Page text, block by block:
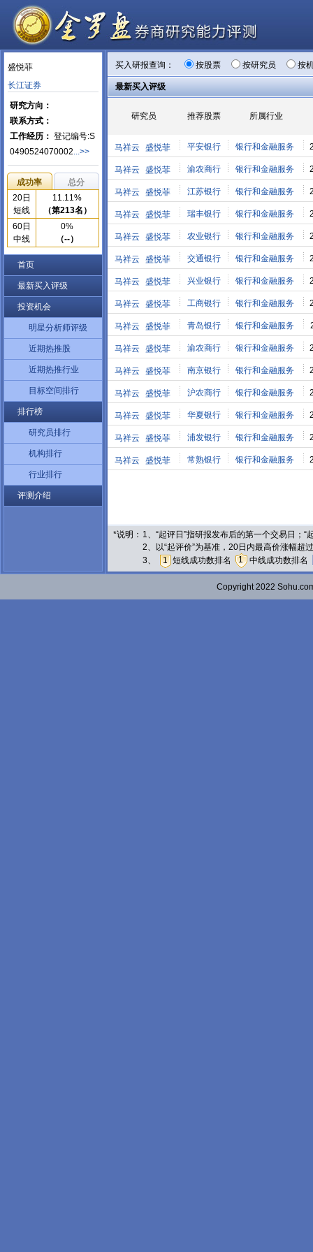
盛悦菲
长江证券
研究方向：
联系方式：
工作经历： 登记编号:S
0490524070002...>>
成功率
总分
20日
短线
11.11%
（第213名）
60日
中线
0%
（--）
首页
最新买入评级
投资机会
明星分析师评级
近期热推股
近期热推行业
目标空间排行
排行榜
研究员排行
机构排行
行业排行
评测介绍
买入研报查询： 按股票 按研究员 按
最新买入评级
研究员 推荐股票 所属行业
马祥云 盛悦菲 平安银行 银行和金融服务
马祥云 盛悦菲 渝农商行 银行和金融服务
马祥云 盛悦菲 江苏银行 银行和金融服务
马祥云 盛悦菲 瑞丰银行 银行和金融服务
马祥云 盛悦菲 农业银行 银行和金融服务
马祥云 盛悦菲 交通银行 银行和金融服务
马祥云 盛悦菲 兴业银行 银行和金融服务
马祥云 盛悦菲 工商银行 银行和金融服务
马祥云 盛悦菲 青岛银行 银行和金融服务
马祥云 盛悦菲 渝农商行 银行和金融服务
马祥云 盛悦菲 南京银行 银行和金融服务
马祥云 盛悦菲 沪农商行 银行和金融服务
马祥云 盛悦菲 华夏银行 银行和金融服务
马祥云 盛悦菲 浦发银行 银行和金融服务
马祥云 盛悦菲 常熟银行 银行和金融服务
*说明： 1、“起评日”指研报发布后的第一个交易日；
2、以“起评价”为基准，20日内最高价涨幅
3、
1 短线成功数排名 1 中线成功数排名
Copyright 2022